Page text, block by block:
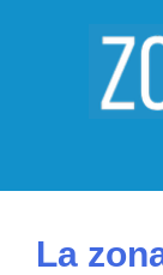
La